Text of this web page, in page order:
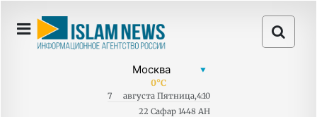
0°C
7 августа Пятница,4:10
22 Сафар 1448 AH